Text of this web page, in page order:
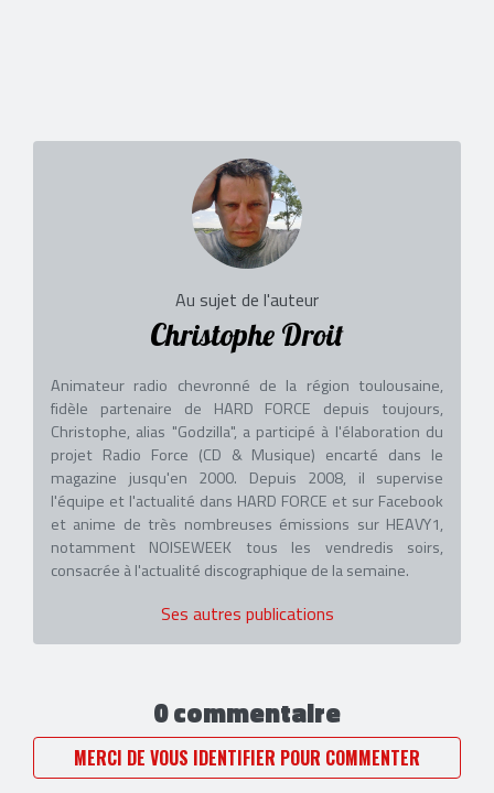
Au sujet de l'auteur
Christophe Droit
Animateur radio chevronné de la région toulousaine,
fidèle partenaire de HARD FORCE depuis toujours,
Christophe, alias "Godzilla", a participé à l'élaboration du
projet Radio Force (CD & Musique) encarté dans le
magazine jusqu'en 2000. Depuis 2008, il supervise
l'équipe et l'actualité dans HARD FORCE et sur Facebook
et anime de très nombreuses émissions sur HEAVY1,
notamment NOISEWEEK tous les vendredis soirs,
consacrée à l'actualité discographique de la semaine.
Ses autres publications
0 commentaire
MERCI DE VOUS IDENTIFIER POUR COMMENTER